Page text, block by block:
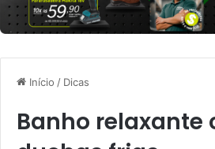
Início / Dicas
Banho relaxante